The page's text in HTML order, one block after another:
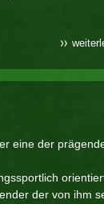
eine der
der von ihm